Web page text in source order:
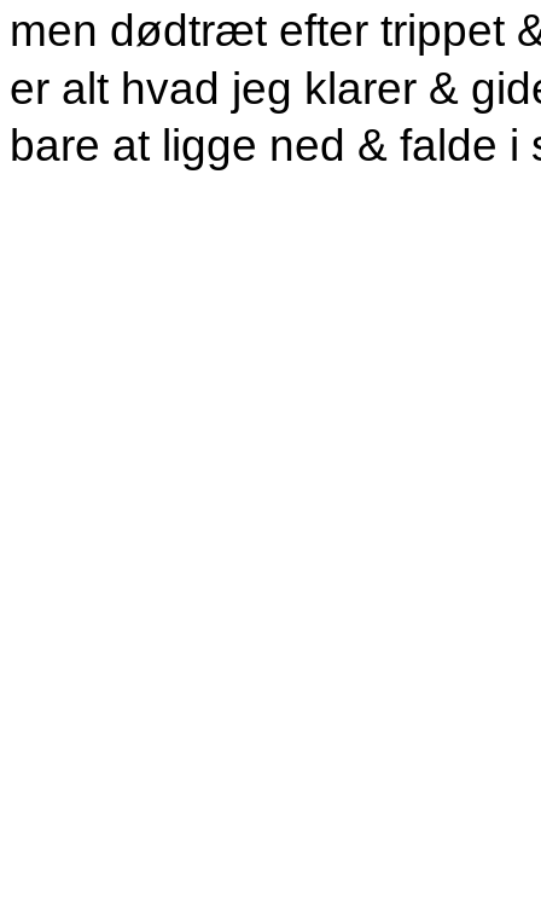
men dødtræt efter trippet
er alt hvad jeg klarer &
bare at ligge ned & falde i